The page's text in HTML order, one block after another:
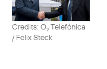
Credits: O2Telefónica
/ Felix Steck